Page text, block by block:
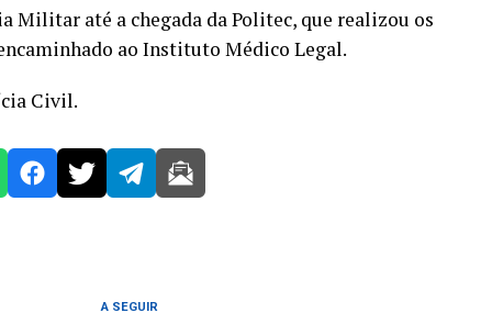
Militar até a chegada da Politec, que realizou os
ao Instituto Médico Legal.
Civil.
A SEGUIR